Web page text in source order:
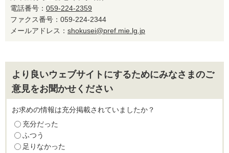
電話番号： 059-224-2359
ファクス番号：059-224-2344
メールアドレス： shokusei@pref.mie.lg.jp
より良いウェブサイトにするためにみなさまのご
意見をお聞かせください
お求めの情報は充分掲載されていましたか？
充分だった
ふつう
足りなかった